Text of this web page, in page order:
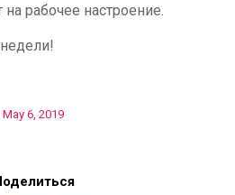
рабочее настроение.
May 6, 2019